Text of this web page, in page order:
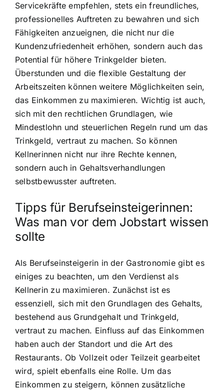
Servicekräfte empfehlen, stets ein freundliches,
professionelles Auftreten zu bewahren und sich
Fähigkeiten anzueignen, die nicht nur die
Kundenzufriedenheit erhöhen, sondern auch das
Potential für höhere Trinkgelder bieten.
Überstunden und die flexible Gestaltung der
Arbeitszeiten können weitere Möglichkeiten sein,
das Einkommen zu maximieren. Wichtig ist auch,
sich mit den rechtlichen Grundlagen, wie
Mindestlohn und steuerlichen Regeln rund um das
Trinkgeld, vertraut zu machen. So können
Kellnerinnen nicht nur ihre Rechte kennen,
sondern auch in Gehaltsverhandlungen
selbstbewusster auftreten.
Tipps für Berufseinsteigerinnen:
Was man vor dem Jobstart wissen
sollte
Als Berufseinsteigerin in der Gastronomie gibt es
einiges zu beachten, um den Verdienst als
Kellnerin zu maximieren. Zunächst ist es
essenziell, sich mit den Grundlagen des Gehalts,
bestehend aus Grundgehalt und Trinkgeld,
vertraut zu machen. Einfluss auf das Einkommen
haben auch der Standort und die Art des
Restaurants. Ob Vollzeit oder Teilzeit gearbeitet
wird, spielt ebenfalls eine Rolle. Um das
Einkommen zu steigern, können zusätzliche